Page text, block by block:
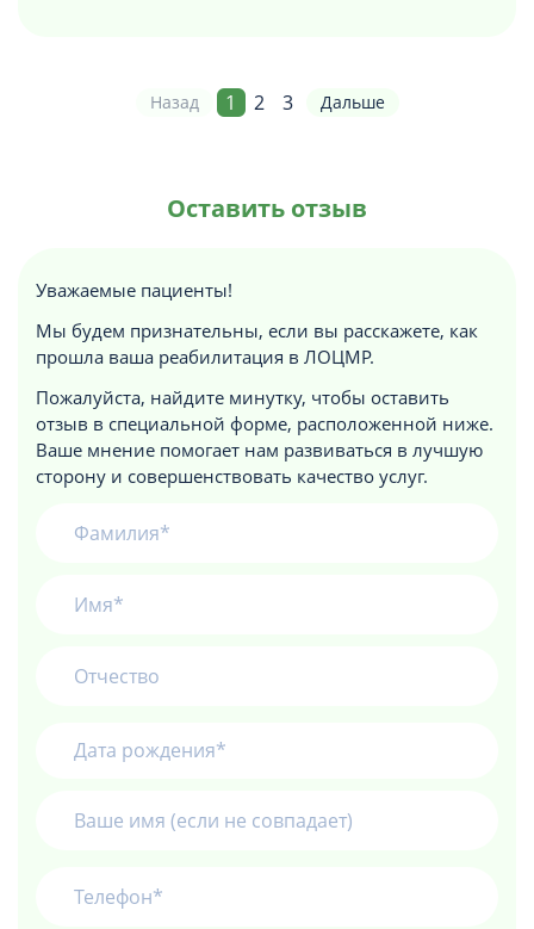
Назад 1 2 3 Дальше
Оставить отзыв
Уважаемые пациенты!
Мы будем признательны, если вы расскажете, как
прошла ваша реабилитация в ЛОЦМР.
Пожалуйста, найдите минутку, чтобы оставить
отзыв в специальной форме, расположенной ниже.
Ваше мнение помогает нам развиваться в лучшую
сторону и совершенствовать качество услуг.